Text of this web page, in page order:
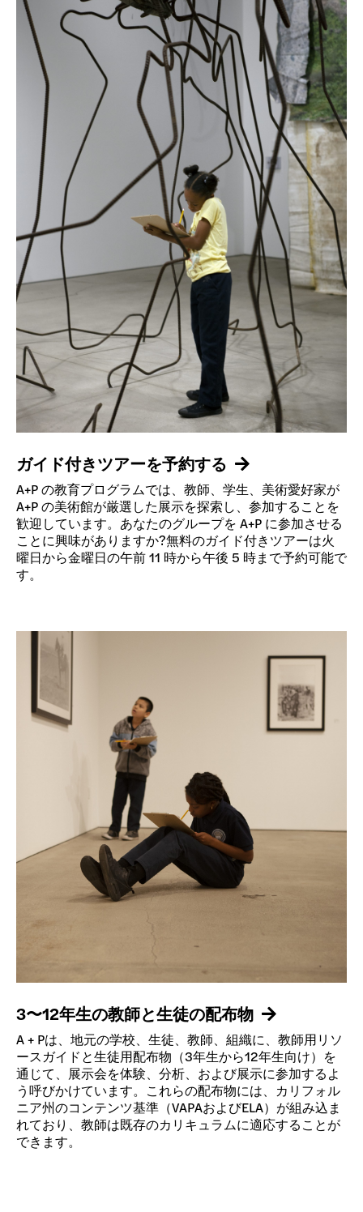
ガイド付きツアーを予約する
A+P の教育プログラムでは、教師、学生、美術愛好家が
A+P の美術館が厳選した展示を探索し、参加することを
歓迎しています。あなたのグループを A+P に参加させる
ことに興味がありますか?無料のガイド付きツアーは火
曜日から金曜日の午前 11 時から午後 5 時まで予約可能で
す。
3〜12年生の教師と生徒の配布物
A + Pは、地元の学校、生徒、教師、組織に、教師用リソ
ースガイドと生徒用配布物（3年生から12年生向け）を
通じて、展示会を体験、分析、および展示に参加するよ
う呼びかけています。これらの配布物には、カリフォル
ニア州のコンテンツ基準（VAPAおよびELA）が組み込ま
れており、教師は既存のカリキュラムに適応することが
できます。